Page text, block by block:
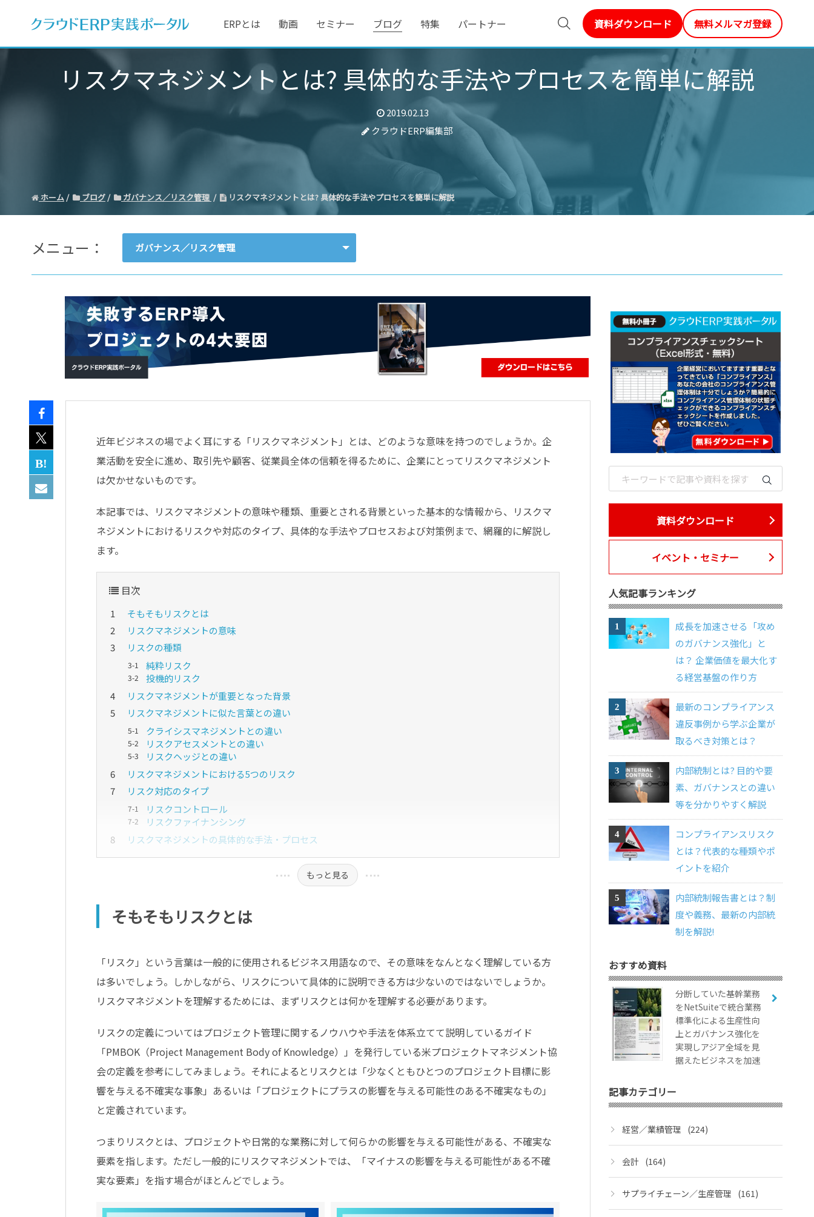
ERPとは 動画 セミナー ブログ 特集 パートナー 資料ダウンロード 無料メルマガ登録
リスクマネジメントとは? 具体的な手法やプロセスを簡単に解説
2019.02.13
クラウドERP編集部
ホーム ブログ ガバナンス／リスク管理 リスクマネジメントとは? 具体的な手法やプロセスを簡単に解説
メニュー： ガバナンス／リスク管理
会計
サプライチェーン／生産管理
CRM／営業支援／Eコマース
データ分析／BI
BPR／業務改善
近年ビジネスの場でよく耳にする「リスクマネジメント」とは、どのような意味を持つのでしょうか。企
業活動を安全に進め、取引先や顧客、従業員全体の信頼を得るために、企業にとってリスクマネジメント
は欠かせないものです。
本記事では、リスクマネジメントの意味や種類、重要とされる背景といった基本的な情報から、リスクマ
ネジメントにおけるリスクや対応のタイプ、具体的な手法やプロセスおよび対策例まで、網羅的に解説し
ます。
目次
そもそもリスクとは
リスクマネジメントの意味
リスクの種類
純粋リスク
投機的リスク
リスクマネジメントが重要となった背景
リスクマネジメントに似た言葉との違い
クライシスマネジメントとの違い
リスクアセスメントとの違い
リスクヘッジとの違い
リスクマネジメントにおける5つのリスク
リスク対応のタイプ
リスクコントロール
リスクファイナンシング
リスクマネジメントの具体的な手法・プロセス
もっと見る
そもそもリスクとは
「リスク」という言葉は一般的に使用されるビジネス用語なので、その意味をなんとなく理解している方
は多いでしょう。しかしながら、リスクについて具体的に説明できる方は少ないのではないでしょうか。
リスクマネジメントを理解するためには、まずリスクとは何かを理解する必要があります。
リスクの定義についてはプロジェクト管理に関するノウハウや手法を体系立てて説明しているガイド
「PMBOK（Project Management Body of Knowledge）」を発行している米プロジェクトマネジメント協
会の定義を参考にしてみましょう。それによるとリスクとは「少なくともひとつのプロジェクト目標に影
響を与える不確実な事象」あるいは「プロジェクトにプラスの影響を与える可能性のある不確実なもの」
と定義されています。
つまりリスクとは、プロジェクトや日常的な業務に対して何らかの影響を与える可能性がある、不確実な
要素を指します。ただし一般的にリスクマネジメントでは、「マイナスの影響を与える可能性がある不確
実な要素」を指す場合がほとんどでしょう。
資料ダウンロード
イベント・セミナー
人気記事ランキング
成長を加速させる「攻め
のガバナンス強化」と
は？ 企業価値を最大化す
る経営基盤の作り方
最新のコンプライアンス
違反事例から学ぶ企業が
取るべき対策とは？
内部統制とは? 目的や要
素、ガバナンスとの違い
等を分かりやすく解説
コンプライアンスリスク
とは？代表的な種類やポ
イントを紹介
内部統制報告書とは？制
度や義務、最新の内部統
制を解説!
おすすめ資料
分断していた基幹業務
をNetSuiteで統合業務
標準化による生産性向
上とガバナンス強化を
実現しアジア全域を見
据えたビジネスを加速
記事カテゴリー
経営／業績管理 (224)
会計 (164)
サプライチェーン／生産管理 (161)